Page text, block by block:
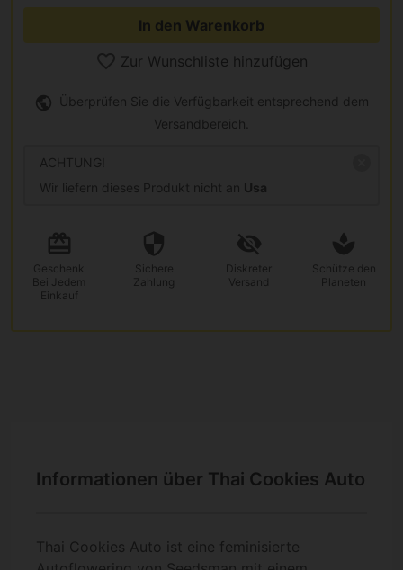
In den Warenkorb
Zur Wunschliste hinzufügen
Überprüfen Sie die Verfügbarkeit entsprechend dem
Versandbereich.
ACHTUNG!
Wir liefern dieses Produkt nicht an Usa
Geschenk
Bei Jedem
Einkauf
Sichere
Zahlung
Diskreter
Versand
Schütze den
Planeten
Informationen über Thai Cookies Auto
Thai Cookies Auto ist eine feminisierte